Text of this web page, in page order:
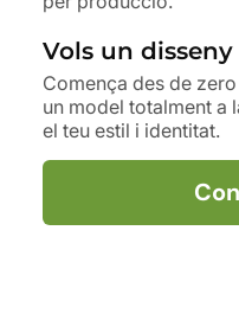
Vols un disseny
Comença des de
un model totalment a
el teu estil i identitat.